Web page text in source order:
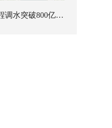
南水北调中线工程调水突破800亿立方米